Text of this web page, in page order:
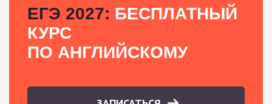
ЕГЭ 2027: БЕСПЛАТНЫЙ
КУРС
ПО АНГЛИЙСКОМУ